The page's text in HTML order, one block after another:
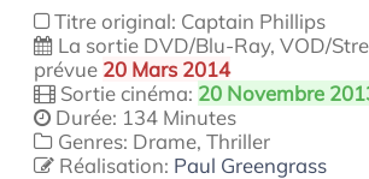
Titre original: Captain Phillips
La sortie DVD/Blu-Ray, VOD/
prévue 20 Mars 2014
Sortie cinéma: 20 Novembre
Durée: 134 Minutes
Genres: Drame, Thriller
Réalisation: Paul Greengrass